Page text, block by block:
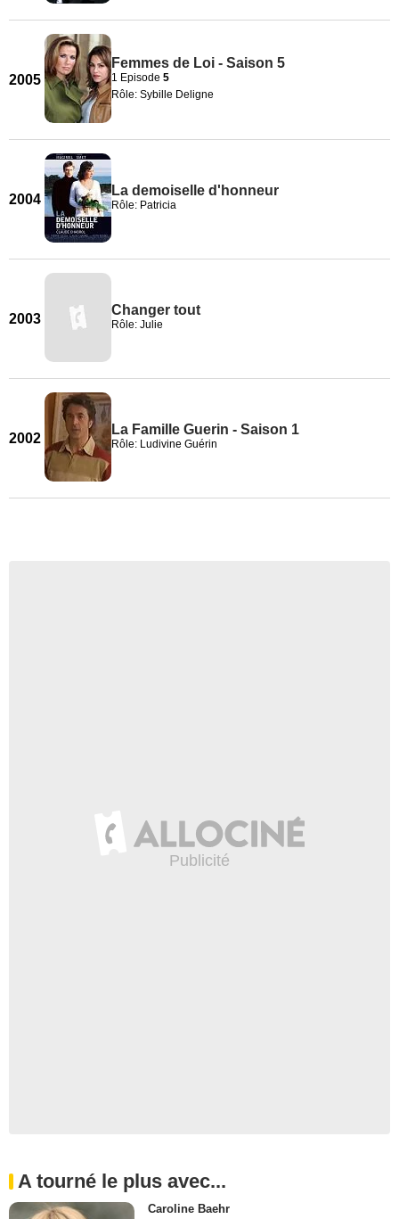
2005
Femmes de Loi - Saison 5
1 Episode 5
Rôle: Sybille Deligne
2004
La demoiselle d'honneur
Rôle: Patricia
2003
Changer tout
Rôle: Julie
2002
La Famille Guerin - Saison 1
Rôle: Ludivine Guérin
A tourné le plus avec...
Caroline Baehr